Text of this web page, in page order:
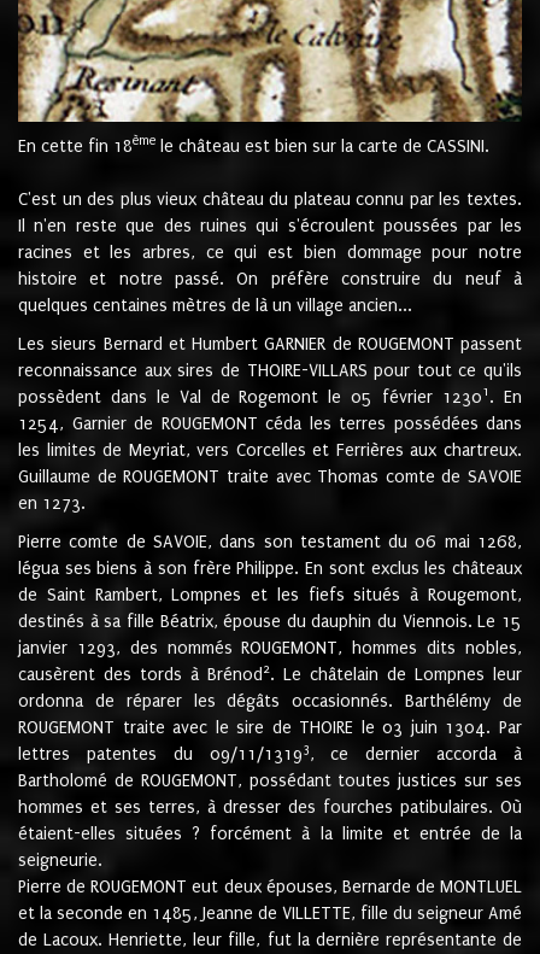
En cette fin 18ème le château est bien sur la carte de CASSINI.
C'est un des plus vieux château du plateau connu par les textes.
Il n'en reste que des ruines qui s'écroulent poussées par les
racines et les arbres, ce qui est bien dommage pour notre
histoire et notre passé. On préfère construire du neuf à
quelques centaines mètres de là un village ancien...
Les sieurs Bernard et Humbert GARNIER de ROUGEMONT passent
reconnaissance aux sires de THOIRE-VILLARS pour tout ce qu'ils
possèdent dans le Val de Rogemont le 05 février 12301 . En
1254, Garnier de ROUGEMONT céda les terres possédées dans
les limites de Meyriat, vers Corcelles et Ferrières aux chartreux.
Guillaume de ROUGEMONT traite avec Thomas comte de SAVOIE
en 1273.
Pierre comte de SAVOIE, dans son testament du 06 mai 1268,
légua ses biens à son frère Philippe. En sont exclus les châteaux
de Saint Rambert, Lompnes et les fiefs situés à Rougemont,
destinés à sa fille Béatrix, épouse du dauphin du Viennois. Le 15
janvier 1293, des nommés ROUGEMONT, hommes dits nobles,
causèrent des tords à Brénod 2. Le châtelain de Lompnes leur
ordonna de réparer les dégâts occasionnés. Barthélémy de
ROUGEMONT traite avec le sire de THOIRE le 03 juin 1304. Par
lettres patentes du 09/11/13193, ce dernier accorda à
Bartholomé de ROUGEMONT, possédant toutes justices sur ses
hommes et ses terres, à dresser des fourches patibulaires. Où
étaient-elles situées ? forcément à la limite et entrée de la
seigneurie.
Pierre de ROUGEMONT eut deux épouses, Bernarde de MONTLUEL
et la seconde en 1485, Jeanne de VILLETTE, fille du seigneur Amé
de Lacoux. Henriette, leur fille, fut la dernière représentante de